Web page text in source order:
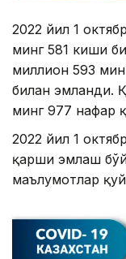
2022 йил 1
минг 581 киши
миллион 593
билан эмланди.
минг 977 нафар
2022 йил 1
қарши эмлаш
маълумотлар